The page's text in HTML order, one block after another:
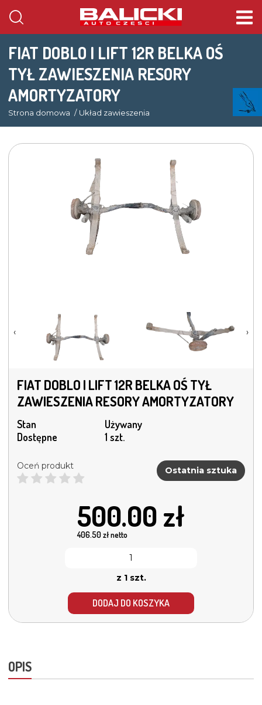
FIAT DOBLO I LIFT 12R BELKA OŚ
TYŁ ZAWIESZENIA RESORY
AMORTYZATORY
Strona domowa Układ zawieszenia
‹ ›
FIAT DOBLO I LIFT 12R BELKA OŚ TYŁ
ZAWIESZENIA RESORY AMORTYZATORY
Stan
Używany
Dostępne
1 szt.
Oceń produkt Ostatnia sztuka
500.00 zł
406.50zł netto
z 1 szt.
DODAJ DO KOSZYKA
OPIS